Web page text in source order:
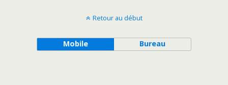
Retour au début
Mobile Bureau